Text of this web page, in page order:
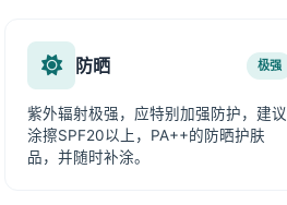
防晒 极强
紫外辐射极强，应特别加强防护，建议
涂擦SPF20以上，PA++的防晒护肤
品，并随时补涂。